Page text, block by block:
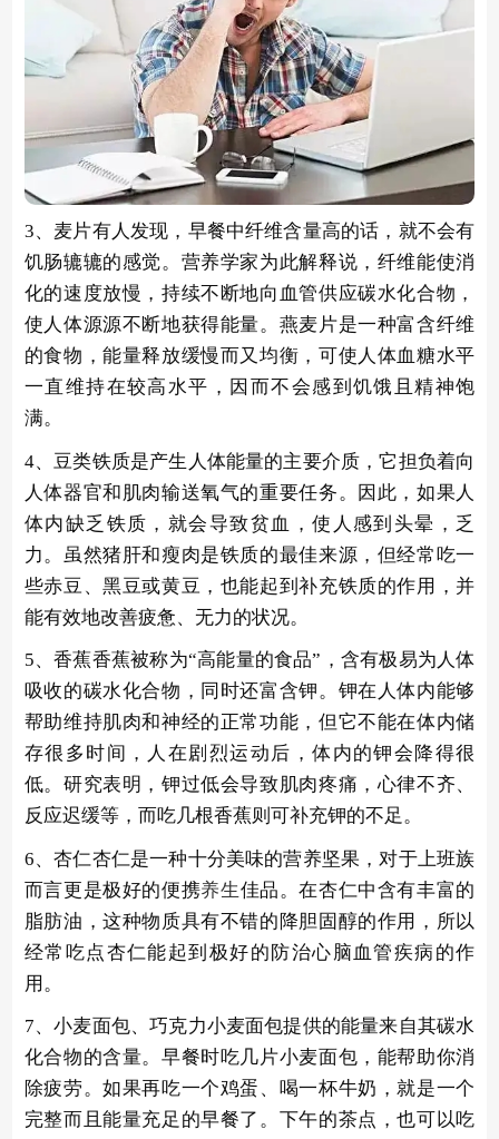
3、麦片有人发现，早餐中纤维含量高的话，就不会有
饥肠辘辘的感觉。营养学家为此解释说，纤维能使消
化的速度放慢，持续不断地向血管供应碳水化合物，
使人体源源不断地获得能量。燕麦片是一种富含纤维
的食物，能量释放缓慢而又均衡，可使人体血糖水平
一直维持在较高水平，因而不会感到饥饿且精神饱
满。
4、豆类铁质是产生人体能量的主要介质，它担负着向
人体器官和肌肉输送氧气的重要任务。因此，如果人
体内缺乏铁质，就会导致贫血，使人感到头晕，乏
力。虽然猪肝和瘦肉是铁质的最佳来源，但经常吃一
些赤豆、黑豆或黄豆，也能起到补充铁质的作用，并
能有效地改善疲惫、无力的状况。
5、香蕉香蕉被称为“高能量的食品”，含有极易为人体
吸收的碳水化合物，同时还富含钾。钾在人体内能够
帮助维持肌肉和神经的正常功能，但它不能在体内储
存很多时间，人在剧烈运动后，体内的钾会降得很
低。研究表明，钾过低会导致肌肉疼痛，心律不齐、
反应迟缓等，而吃几根香蕉则可补充钾的不足。
6、杏仁杏仁是一种十分美味的营养坚果，对于上班族
而言更是极好的便携养生佳品。在杏仁中含有丰富的
脂肪油，这种物质具有不错的降胆固醇的作用，所以
经常吃点杏仁能起到极好的防治心脑血管疾病的作
用。
7、小麦面包、巧克力小麦面包提供的能量来自其碳水
化合物的含量。早餐时吃几片小麦面包，能帮助你消
除疲劳。如果再吃一个鸡蛋、喝一杯牛奶，就是一个
完整而且能量充足的早餐了。下午的茶点，也可以吃